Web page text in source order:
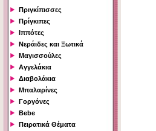
Πριγκίπισσες
Πρίγκιπες
Ιππότες
Νεράιδες και Ξωτικά
Μαγισσούλες
Αγγελάκια
Διαβολάκια
Μπαλαρίνες
Γοργόνες
Bebe
Πειρατικά Θέματα